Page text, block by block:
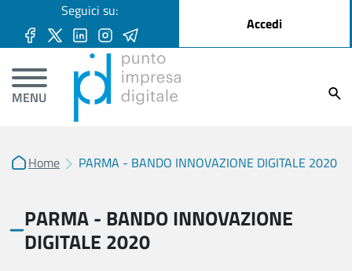
Seguici su: User account menu
Accedi
MENU
Home PARMA - BANDO INNOVAZIONE DIGITALE 2020
PARMA - BANDO INNOVAZIONE
DIGITALE 2020